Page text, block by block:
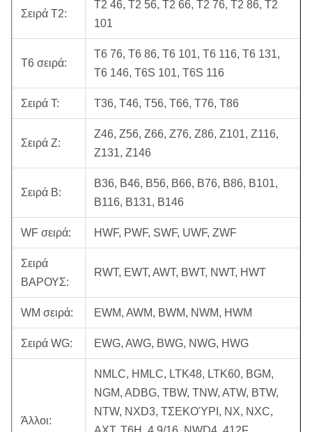
Σειρά T2:
T2 46, T2 56, T2 66, T2 76, T2 86, T2
101
T6 σειρά:
T6 76, T6 86, T6 101, T6 116, T6 131,
T6 146, T6S 101, T6S 116
Σειρά Τ: T36, T46, T56, T66, T76, T86
Σειρά Ζ:
Z46, Z56, Z66, Z76, Z86, Z101, Z116,
Z131, Z146
Σειρά Β:
B36, B46, B56, B66, B76, B86, B101,
B116, B131, B146
WF σειρά: HWF, PWF, SWF, UWF, ZWF
Σειρά
ΒΑΡΟΥΣ:
RWT, EWT, AWT, BWT, NWT, HWT
WM σειρά: EWM, AWM, BWM, NWM, HWM
Σειρά WG: EWG, AWG, BWG, NWG, HWG
Άλλοι:
NMLC, HMLC, LTK48, LTK60, BGM,
NGM, ADBG, TBW, TNW, ATW, BTW,
NTW, NXD3, ΤΣΕΚΟΎΡΙ, NX, NXC,